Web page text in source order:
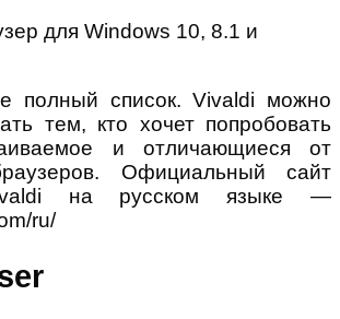
полный список. Vivaldi можно
тем, кто хочет попробовать
и отличающиеся от
Официальный сайт
на русском языке —
ru/